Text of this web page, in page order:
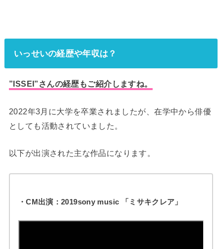
いっせいの経歴や年収は？
”ISSEI”さんの経歴 もご紹介しますね。
2022年3月に大学を卒業されましたが、在学中から俳優
としても活動されていました。
以下が出演された主な作品になります。
・CM出演：2019sony music 「ミサキクレア」